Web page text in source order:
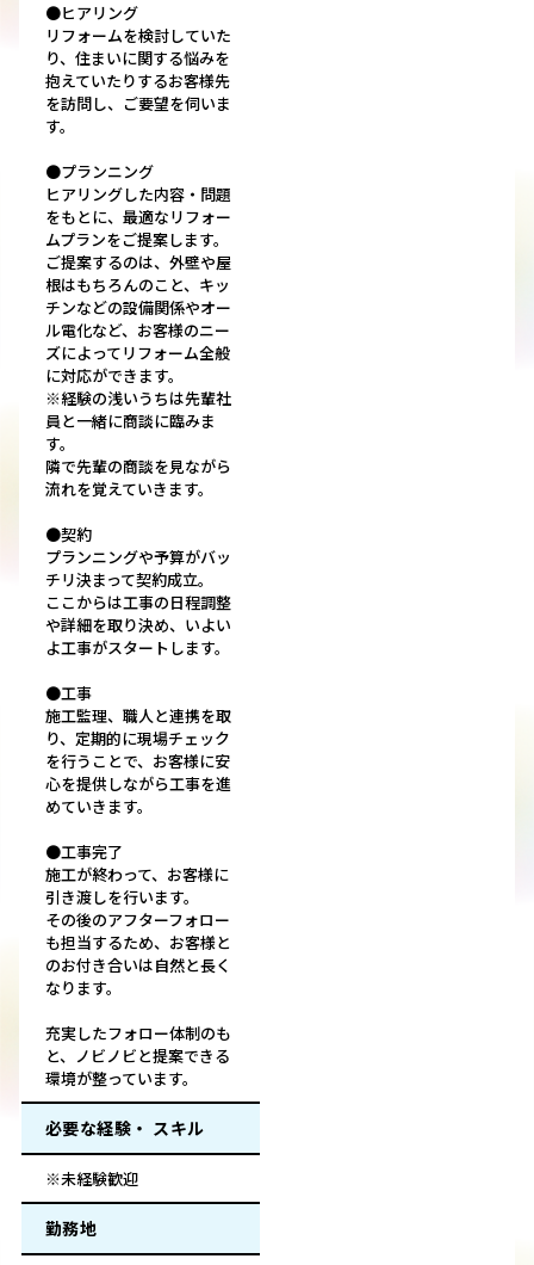
●ヒアリング
リフォームを検討していた
り、住まいに関する悩みを
抱えていたりするお客様先
を訪問し、ご要望を伺いま
す。
●プランニング
ヒアリングした内容・問題
をもとに、最適なリフォー
ムプランをご提案します。
ご提案するのは、外壁や屋
根はもちろんのこと、キッ
チンなどの設備関係やオー
ル電化など、お客様のニー
ズによってリフォーム全般
に対応ができます。
※経験の浅いうちは先輩社
員と一緒に商談に臨みま
す。
隣で先輩の商談を見ながら
流れを覚えていきます。
●契約
プランニングや予算がバッ
チリ決まって契約成立。
ここからは工事の日程調整
や詳細を取り決め、いよい
よ工事がスタートします。
●工事
施工監理、職人と連携を取
り、定期的に現場チェック
を行うことで、お客様に安
心を提供しながら工事を進
めていきます。
●工事完了
施工が終わって、お客様に
引き渡しを行います。
その後のアフターフォロー
も担当するため、お客様と
のお付き合いは自然と長く
なります。
充実したフォロー体制のも
と、ノビノビと提案できる
環境が整っています。
必要な経験・ スキル
※未経験歓迎
勤務地